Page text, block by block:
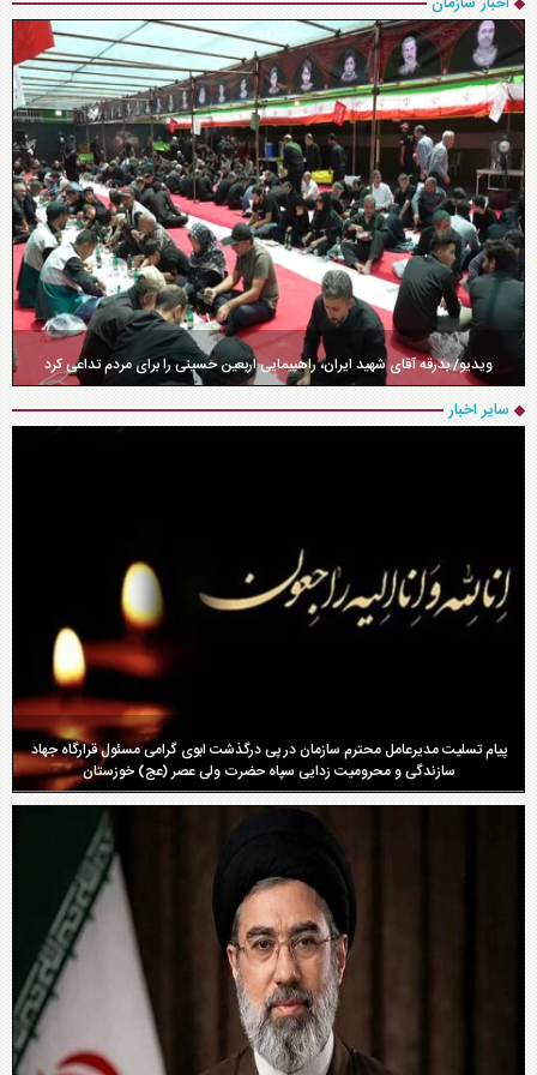
نخستین جلسه کارگروه تعیین شاخص‌های رفتاری در محیط‌های درمانی برگزار شد
ایران امام رضا (ع)
رشد ۱۸۰ درصدی سود خالص شرکت سرمایه‌گذاری توسعه مدیریت آوانوین نسبت
به سال مالی قبل
پیام فرمانده کل قوا به مناسبت خجسته زادروز ارتش جمهوری اسلامی ایران
توصیه رهبر شهید انقلاب اسلامی به قرائت قرآن و دعا برای پیروزی جبهه مقاومت
شهادت امام جعفر صادق علیه‌السّلام تسلیت باد
پیام رهبر معظّم انقلاب اسلامی به‌مناسبت چهلمین روز شهادت قائد عظیم‌الشأن
انقلاب (قدّس الله نفسه الزکیه) و مسائل مهم مربوط به جنگ تحمیلی سوم
ویدیو/ بدرقه آقای شهید ایران، راهپیمایی اربعین حسینی را برای مردم تداعی کرد
اسامی برندگان چهارمین دوره مسابقات کتابخوانی
سایر اخبار
پیام تسلیت مدیرعامل محترم سازمان در پی درگذشت ابوی گرامی مسئول قرارگاه جهاد
سازندگی و محرومیت زدایی سپاه حضرت ولی عصر (عج) خوزستان